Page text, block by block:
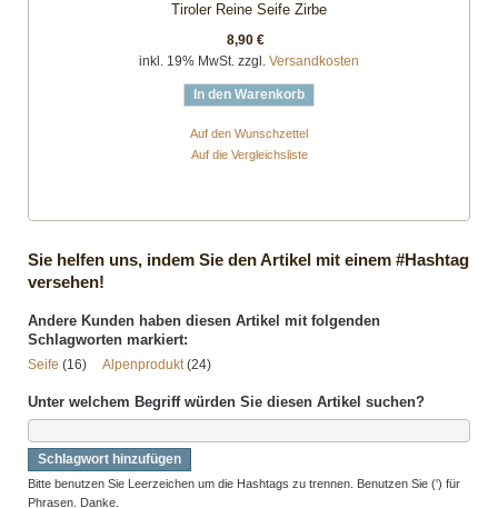
Tiroler Reine Seife Zirbe
8,90 €
inkl. 19% MwSt. zzgl. Versandkosten
In den Warenkorb
Auf den Wunschzettel
Auf die Vergleichsliste
Sie helfen uns, indem Sie den Artikel mit einem #Hashtag
versehen!
Andere Kunden haben diesen Artikel mit folgenden
Schlagworten markiert:
Seife (16) Alpenprodukt(24)
Unter welchem Begriff würden Sie diesen Artikel suchen?
Schlagwort hinzufügen
Bitte benutzen Sie Leerzeichen um die Hashtags zu trennen. Benutzen Sie (') für
Phrasen. Danke.